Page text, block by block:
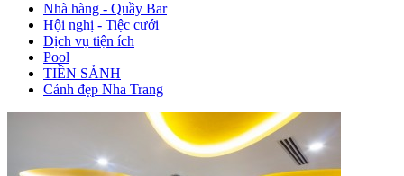
Nhà hàng - Quầy Bar
Hội nghị - Tiệc cưới
Dịch vụ tiện ích
Pool
TIỀN SẢNH
Cảnh đẹp Nha Trang